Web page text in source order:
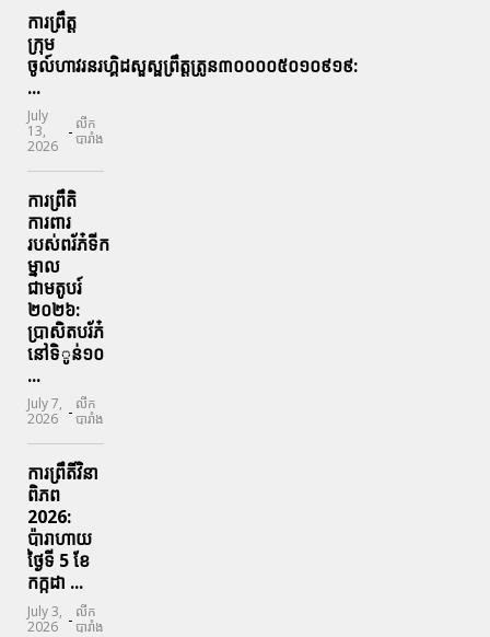
ការព្រឹត្ត
ក្រុម
ចូល៍ហាវរនរហ្គិដសួស្ផព្រឹត្តត្រូន៣០០០០៥០១០៩១៩:
...
July
13,
2026
- លីក
បារាំង
ការព្រឹតិ
ការពារ
របស់ពរ័ភ៎ទីក
ម្នាល
ជាមតូបរ៍
២០២៦:
ប្រាសិតបរ័ភ៎
នៅទិូន់១០
...
July 7,
2026 - លីក
បារាំង
ការព្រឹតិ៍វិនា
ពិភព
2026:
ប៉ារាហាយ
ថ្ងៃទី 5 ខែ
កក្កដា ...
July 3,
2026 - លីក
បារាំង